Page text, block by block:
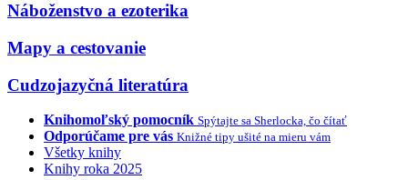
Náboženstvo a ezoterika
Mapy a cestovanie
Cudzojazyčná literatúra
Knihomoľský pomocník Spýtajte sa Sherlocka, čo čítať
Odporúčame pre vás Knižné tipy ušité na mieru vám
Všetky knihy
Knihy roka 2025